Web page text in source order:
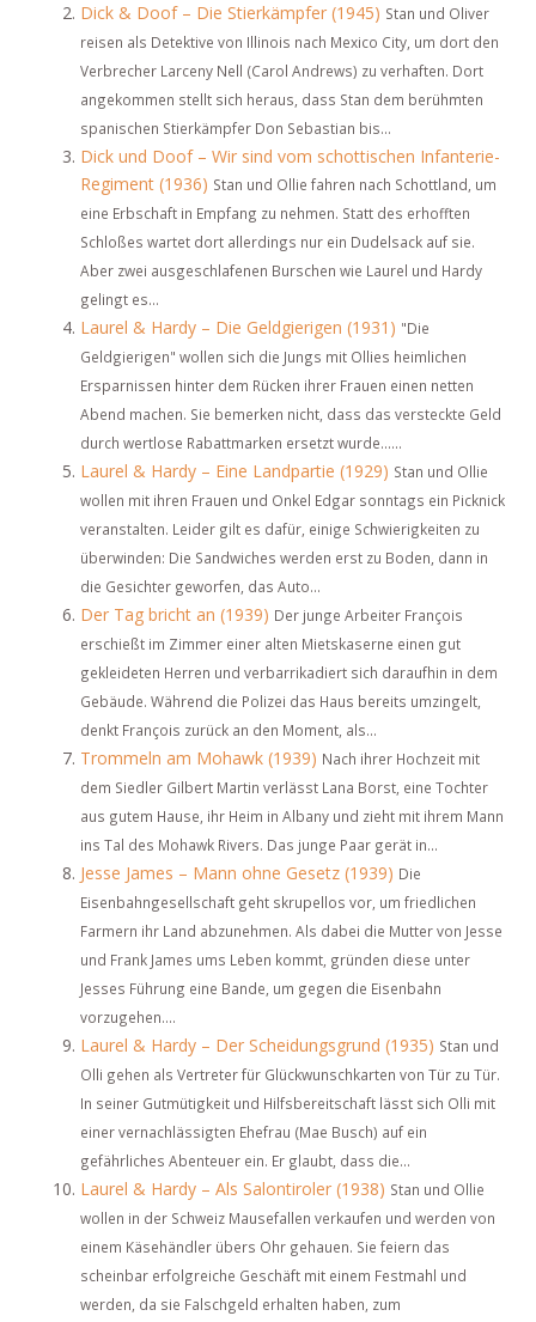
Dick & Doof – Die Stierkämpfer (1945) Stan und Oliver
reisen als Detektive von Illinois nach Mexico City, um dort den
Verbrecher Larceny Nell (Carol Andrews) zu verhaften. Dort
angekommen stellt sich heraus, dass Stan dem berühmten
spanischen Stierkämpfer Don Sebastian bis...
Dick und Doof – Wir sind vom schottischen Infanterie-
Regiment (1936) Stan und Ollie fahren nach Schottland, um
eine Erbschaft in Empfang zu nehmen. Statt des erhofften
Schloßes wartet dort allerdings nur ein Dudelsack auf sie.
Aber zwei ausgeschlafenen Burschen wie Laurel und Hardy
gelingt es...
Laurel & Hardy – Die Geldgierigen (1931) "Die
Geldgierigen" wollen sich die Jungs mit Ollies heimlichen
Ersparnissen hinter dem Rücken ihrer Frauen einen netten
Abend machen. Sie bemerken nicht, dass das versteckte Geld
durch wertlose Rabattmarken ersetzt wurde......
Laurel & Hardy – Eine Landpartie (1929) Stan und Ollie
wollen mit ihren Frauen und Onkel Edgar sonntags ein Picknick
veranstalten. Leider gilt es dafür, einige Schwierigkeiten zu
überwinden: Die Sandwiches werden erst zu Boden, dann in
die Gesichter geworfen, das Auto...
Der Tag bricht an (1939) Der junge Arbeiter François
erschießt im Zimmer einer alten Mietskaserne einen gut
gekleideten Herren und verbarrikadiert sich daraufhin in dem
Gebäude. Während die Polizei das Haus bereits umzingelt,
denkt François zurück an den Moment, als...
Trommeln am Mohawk (1939) Nach ihrer Hochzeit mit
dem Siedler Gilbert Martin verlässt Lana Borst, eine Tochter
aus gutem Hause, ihr Heim in Albany und zieht mit ihrem Mann
ins Tal des Mohawk Rivers. Das junge Paar gerät in...
Jesse James – Mann ohne Gesetz (1939) Die
Eisenbahngesellschaft geht skrupellos vor, um friedlichen
Farmern ihr Land abzunehmen. Als dabei die Mutter von Jesse
und Frank James ums Leben kommt, gründen diese unter
Jesses Führung eine Bande, um gegen die Eisenbahn
vorzugehen....
Laurel & Hardy – Der Scheidungsgrund (1935) Stan und
Olli gehen als Vertreter für Glückwunschkarten von Tür zu Tür.
In seiner Gutmütigkeit und Hilfsbereitschaft lässt sich Olli mit
einer vernachlässigten Ehefrau (Mae Busch) auf ein
gefährliches Abenteuer ein. Er glaubt, dass die...
Laurel & Hardy – Als Salontiroler (1938) Stan und Ollie
wollen in der Schweiz Mausefallen verkaufen und werden von
einem Käsehändler übers Ohr gehauen. Sie feiern das
scheinbar erfolgreiche Geschäft mit einem Festmahl und
werden, da sie Falschgeld erhalten haben, zum